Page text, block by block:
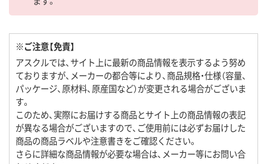
※ご注意【免責】
アスクルでは、サイト上に最新の商品情報を表示するよう努め
ておりますが、メーカーの都合等により、商品規格・仕様（容量、
パッケージ、原材料、原産国など）が変更される場合がございま
す。
このため、実際にお届けする商品とサイト上の商品情報の表記
が異なる場合がございますので、ご使用前には必ずお届けした
商品の商品ラベルや注意書きをご確認ください。
さらに詳細な商品情報が必要な場合は、メーカー等にお問い合